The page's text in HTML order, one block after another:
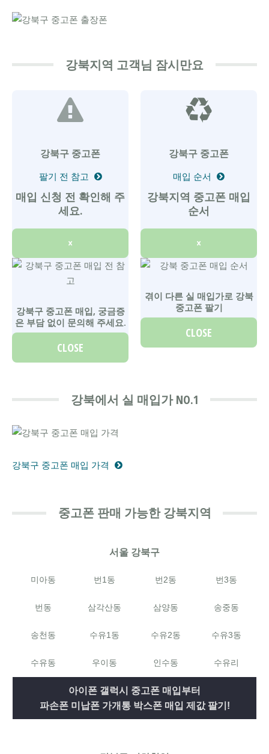
강북지역 고객님 잠시만요
강북구 중고폰
팔기 전 참고
매입 신청 전 확인해 주
세요.
×
강북구 중고폰 매입, 궁금증
은 부담 없이 문의해 주세요.
CLOSE
강북구 중고폰
매입 순서
강북지역 중고폰 매입
순서
×
겪이 다른 실 매입가로 강북
중고폰 팔기
CLOSE
강북에서 실 매입가 NO.1
강북구 중고폰 매입 가격
중고폰 판매 가능한 강북지역
서울 강북구
미아동 번1동 번2동 번3동
번동 삼각산동 삼양동 송중동
송천동 수유1동 수유2동 수유3동
수유동 우이동 인수동 수유리
아이폰 갤럭시 중고폰 매입부터
파손폰 미납폰 가개통 박스폰 매입 제값 팔기!